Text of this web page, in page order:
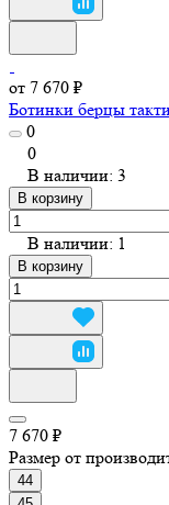
от 7 670 ₽
Ботинки берцы
0
0
В наличии: 3
В корзину
В наличии: 1
В корзину
7 670 ₽
Размер от
44